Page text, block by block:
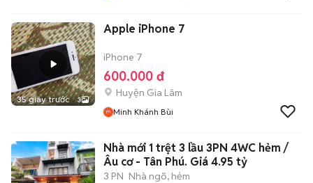
35 giây trước 3
Apple iPhone 7
iPhone 7
600.000 đ
Huyện Gia Lâm
Minh Khánh Bùi
Nhà mới 1 trệt 3 lầu 3PN 4WC hẻm /
Âu cơ - Tân Phú. Giá 4.95 tỷ
3 PN Nhà ngõ, hẻm